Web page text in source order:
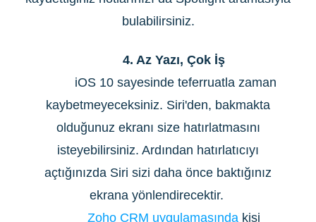
bulabilirsiniz.
4. Az Yazı, Çok İş
iOS 10 sayesinde teferruatla zaman
kaybetmeyeceksiniz. Siri'den, bakmakta
olduğunuz ekranı size hatırlatmasını
isteyebilirsiniz. Ardından hatırlatıcıyı
açtığınızda Siri sizi daha önce baktığınız
ekrana yönlendirecektir.
Zoho CRM uygulamasında kişi